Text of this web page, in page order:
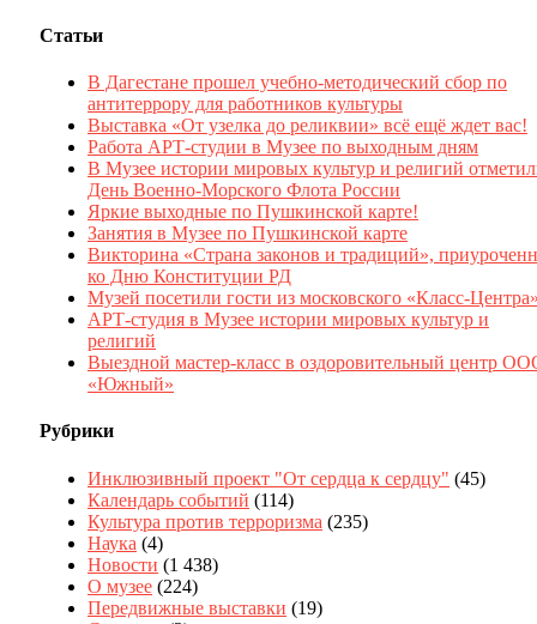
Статьи
В Дагестане прошел учебно-методический сбор по
антитеррору для работников культуры
Выставка «От узелка до реликвии» всё ещё ждет вас!
Работа АРТ-студии в Музее по выходным дням
В Музее истории мировых культур и религий
День Военно-Морского Флота России
Яркие выходные по Пушкинской карте!
Занятия в Музее по Пушкинской карте
Викторина «Страна законов и традиций»,
ко Дню Конституции РД
Музей посетили гости из московского «Класс-
АРТ-студия в Музее истории мировых культур и
религий
Выездной мастер-класс в оздоровительный центр
«Южный»
Рубрики
Инклюзивный проект "От сердца к сердцу" (45)
Календарь событий (114)
Культура против терроризма (235)
Наука (4)
Новости (1 438)
О музее (224)
Передвижные выставки (19)